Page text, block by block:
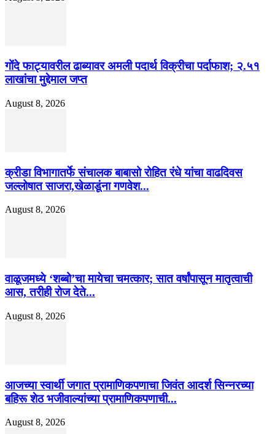
गोंदे फाट्यावरील ढाब्यावर अमली पदार्थ विक्रीचा पर्दाफाश; २.५१
लाखांचा मुद्देमाल जप्त
August 8, 2026
क्रीडा विभागातर्फे संचालक बाबासो रोहित रंधे यांचा वाढदिवस
जल्लोषात साजरा,खेळाडूंना गणवेश...
August 8, 2026
वाळूजमध्ये ‘शब्बो’चा मायेचा चमत्कार; सात वर्षांपासून मातृत्वाची
आस, तरीही रोज देते...
August 8, 2026
आजच्या स्वार्थी जगात प्रामाणिकपणाचा जिवंत आदर्श सिन्नरच्या
बहिरू शेठ भजीवाल्यांच्या प्रामाणिकपणाची...
August 8, 2026